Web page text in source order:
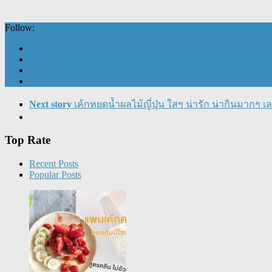
Follow:
Next story เค้กหยดน้ำผลไม้ญี่ปุ่น ใสๆ น่ารัก น่ากินมากๆ เ
Top Rate
Recent Posts
Popular Posts